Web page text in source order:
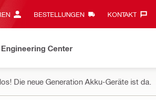
BESTELLUNGEN KONTAKT‎
Engineering Center
Die neue Generation Akku-Geräte ist da.